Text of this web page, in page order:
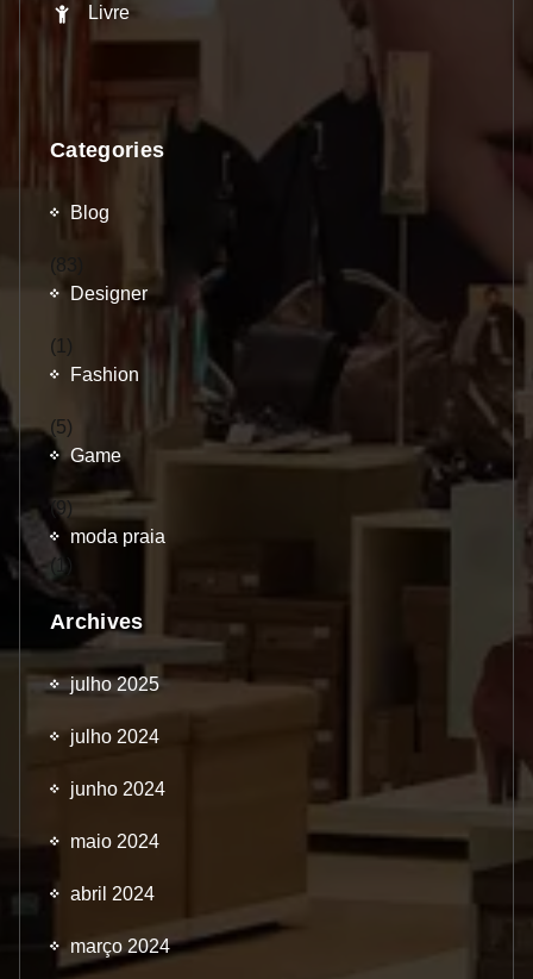
Livre
Categories
Blog
(83)
Designer
(1)
Fashion
(5)
Game
(9)
moda praia
(1)
Archives
julho 2025
julho 2024
junho 2024
maio 2024
abril 2024
março 2024